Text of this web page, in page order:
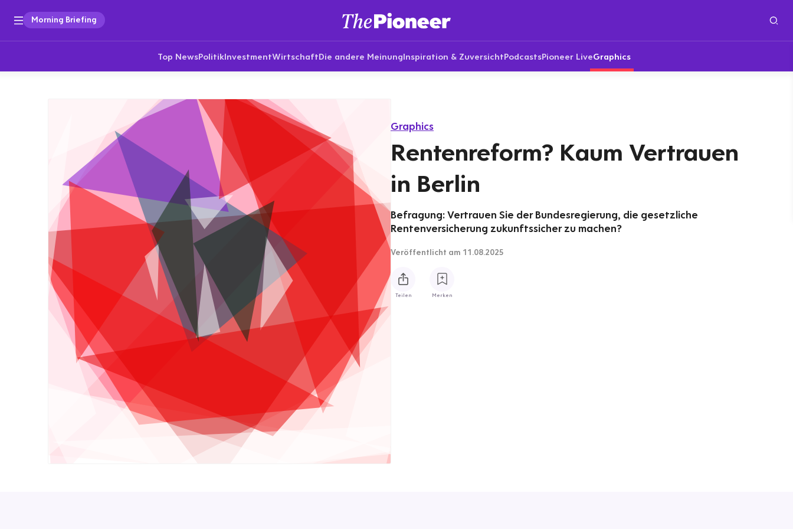
Morning Briefing
Top NewsPolitikInvestmentWirtschaftDie andere MeinungInspiration & ZuversichtPodcastsPioneer LiveGraphics
Graphics
Rentenreform? Kaum Vertrauen
in Berlin
Befragung: Vertrauen Sie der Bundesregierung, die gesetzliche
Rentenversicherung zukunftssicher zu machen?
Veröffentlicht am 11.08.2025
Teilen Merken